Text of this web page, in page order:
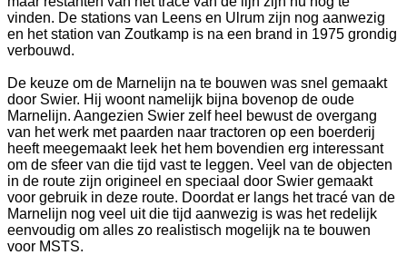
vinden. De stations van Leens en Ulrum zijn nog aanwezig
en het station van Zoutkamp is na een brand in 1975 grondig
verbouwd.
De keuze om de Marnelijn na te bouwen was snel gemaakt
door Swier. Hij woont namelijk bijna bovenop de oude
Marnelijn. Aangezien Swier zelf heel bewust de overgang
van het werk met paarden naar tractoren op een boerderij
heeft meegemaakt leek het hem bovendien erg interessant
om de sfeer van die tijd vast te leggen. Veel van de objecten
in de route zijn origineel en speciaal door Swier gemaakt
voor gebruik in deze route. Doordat er langs het tracé van de
Marnelijn nog veel uit die tijd aanwezig is was het redelijk
eenvoudig om alles zo realistisch mogelijk na te bouwen
voor MSTS.